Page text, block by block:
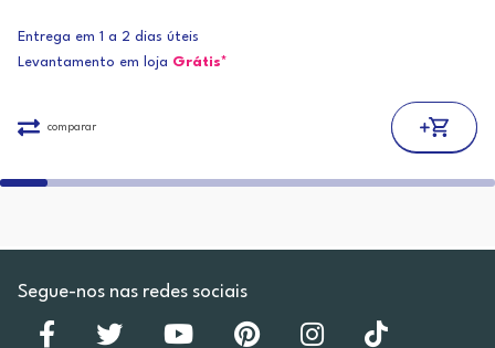
Entrega em 1 a 2 dias úteis
Levantamento em loja Grátis*
comparar
Segue-nos nas redes sociais